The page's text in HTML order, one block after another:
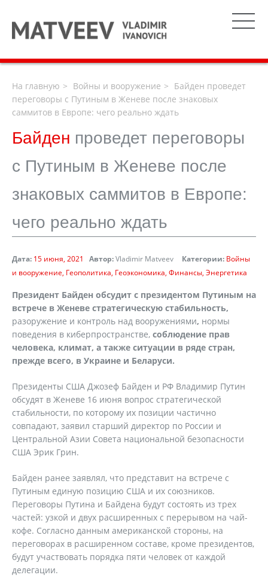
На главную Войны и вооружение
Байден проведет
переговоры с Путиным в Женеве после знаковых
саммитов в Европе: чего реально ждать
Байден проведет переговоры
с Путиным в Женеве после
знаковых саммитов в Европе:
чего реально ждать
Дата: 15 июня, 2021 Автор:Vladimir Matveev Категории: Войны
и вооружение Геополитика Геоэкономика Финансы Энергетика
Президент Байден обсудит с президентом Путиным на
встрече в Женеве стратегическую стабильность,
разоружение и контроль над вооружениями, нормы
поведения в киберпространстве, соблюдение прав
человека, климат, а также ситуации в ряде стран,
прежде всего, в Украине и Беларуси.
Президенты США Джозеф Байден и РФ Владимир Путин
обсудят в Женеве 16 июня вопрос стратегической
стабильности, по которому их позиции частично
совпадают, заявил старший директор по России и
Центральной Азии Совета национальной безопасности
США Эрик Грин.
Байден ранее заявлял, что представит на встрече с
Путиным единую позицию США и их союзников.
Переговоры Путина и Байдена будут состоять из трех
частей: узкой и двух расширенных с перерывом на чай-
кофе. Согласно данным американской стороны, на
переговорах в расширенном составе, кроме президентов,
будут участвовать порядка пяти человек от каждой
делегации.